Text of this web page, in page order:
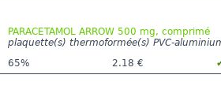
PARACETAMOL ARROW 500 mg, comprimé
plaquette(s) thermoformée(s) PVC-
65%
2.18 €